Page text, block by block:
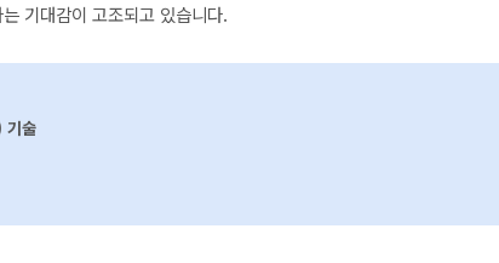
기대감이 고조되고 있습니다.
기술